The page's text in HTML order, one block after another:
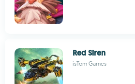
Red Siren
isTom Games